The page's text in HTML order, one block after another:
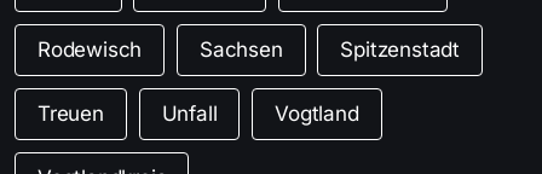
Rodewisch Sachsen Spitzenstadt
Treuen Unfall Vogtland